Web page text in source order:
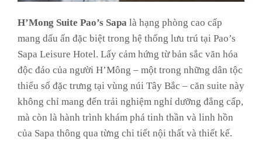
H’Mong Suite Pao’s Sapa là hạng phòng cao cấp
mang dấu ấn đặc biệt trong hệ thống lưu trú tại Pao’s
Sapa Leisure Hotel. Lấy cảm hứng từ bản sắc văn hóa
độc đáo của người H’Mông – một trong những dân tộc
thiểu số đặc trưng tại vùng núi Tây Bắc – căn suite này
không chỉ mang đến trải nghiệm nghỉ dưỡng đẳng cấp,
mà còn là hành trình khám phá tinh thần và linh hồn
của Sapa thông qua từng chi tiết nội thất và thiết kế.